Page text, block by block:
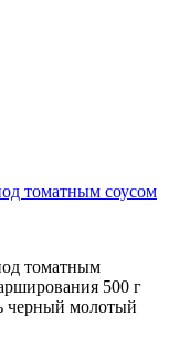
томатным соусом
томатным
500 г
черный молотый